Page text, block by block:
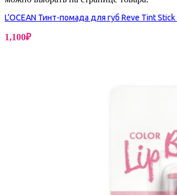
L’OCEAN Тинт-помада для губ Reve Tint
1,100₽